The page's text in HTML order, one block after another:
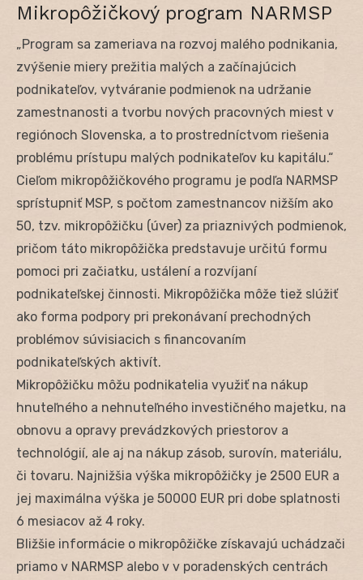
Mikropôžičkový program NARMSP
„Program sa zameriava na rozvoj malého podnikania,
zvýšenie miery prežitia malých a začínajúcich
podnikateľov, vytváranie podmienok na udržanie
zamestnanosti a tvorbu nových pracovných miest v
regiónoch Slovenska, a to prostredníctvom riešenia
problému prístupu malých podnikateľov ku kapitálu.“
Cieľom mikropôžičkového programu je podľa NARMSP
sprístupniť MSP, s počtom zamestnancov nižším ako
50, tzv. mikropôžičku (úver) za priaznivých podmienok,
pričom táto mikropôžička predstavuje určitú formu
pomoci pri začiatku, ustálení a rozvíjaní
podnikateľskej činnosti. Mikropôžička môže tiež slúžiť
ako forma podpory pri prekonávaní prechodných
problémov súvisiacich s financovaním
podnikateľských aktivít.
Mikropôžičku môžu podnikatelia využiť na nákup
hnuteľného a nehnuteľného investičného majetku, na
obnovu a opravy prevádzkových priestorov a
technológií, ale aj na nákup zásob, surovín, materiálu,
či tovaru. Najnižšia výška mikropôžičky je 2500 EUR a
jej maximálna výška je 50000 EUR pri dobe splatnosti
6 mesiacov až 4 roky.
Bližšie informácie o mikropôžičke získavajú uchádzači
priamo v NARMSP alebo v v poradenských centrách